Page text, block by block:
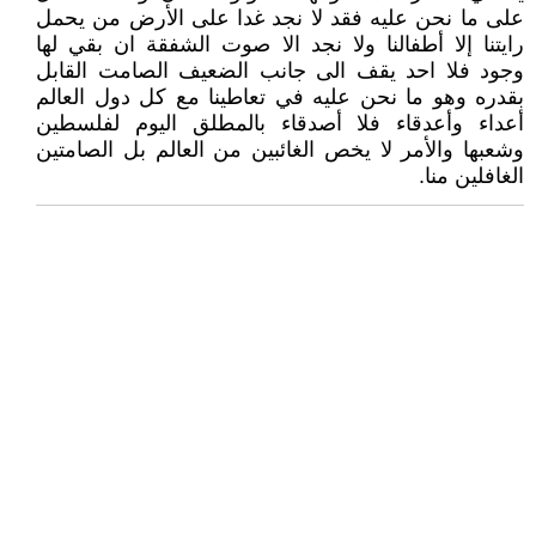
على ما نحن عليه فقد لا نجد غدا على الأرض من يحمل
رايتنا إلا أطفالنا ولا نجد الا صوت الشفقة ان بقي لها
وجود فلا احد يقف الى جانب الضعيف الصامت القابل
بقدره وهو ما نحن عليه في تعاطينا مع كل دول العالم
أعداء وأعدقاء فلا أصدقاء بالمطلق اليوم لفلسطين
وشعبها والأمر لا يخص الغائبين من العالم بل الصامتين
الغافلين منا.